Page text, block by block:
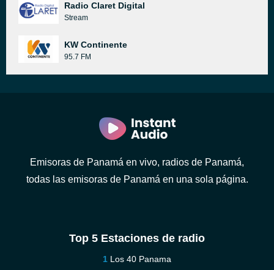
Radio Claret Digital
Stream
KW Continente
95.7 FM
Emisoras de Panamá en vivo, radios de Panamá,
todas las emisoras de Panamá en una sola página.
Top 5 Estaciones de radio
Los 40 Panama